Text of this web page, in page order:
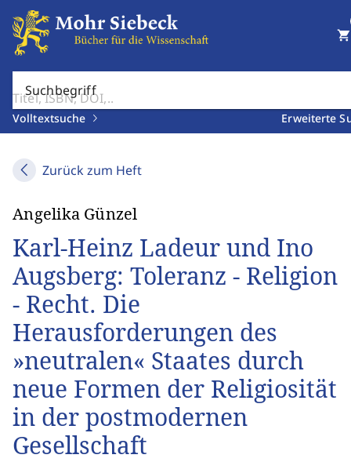
Suchbegriff
Volltextsuche Erweiterte
shopping_cart
Zurück zum Heft
Angelika Günzel
Karl-Heinz Ladeur und Ino
Augsberg: Toleranz - Religion
- Recht. Die
Herausforderungen des
»neutralen« Staates durch
neue Formen der Religiosität
in der postmodernen
Gesellschaft